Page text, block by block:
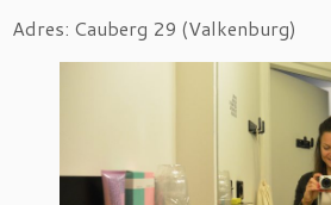
Adres: Cauberg 29 (Valkenburg)